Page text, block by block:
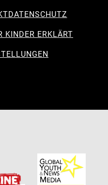
DATENSCHUTZ
KINDER ERKLÄRT